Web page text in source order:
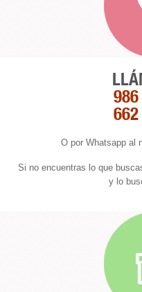
986
662
O por Whatsapp al
Si no encuentras lo que
y lo